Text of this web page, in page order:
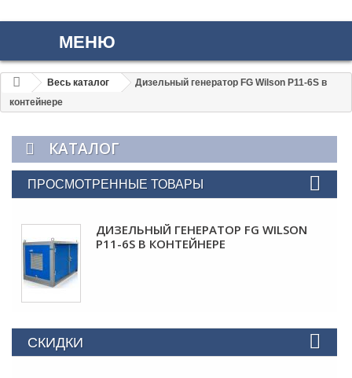
МЕНЮ
Весь каталог
Дизельный генератор FG Wilson P11-6S в
контейнере
КАТАЛОГ
ПРОСМОТРЕННЫЕ ТОВАРЫ
ДИЗЕЛЬНЫЙ ГЕНЕРАТОР FG WILSON
P11-6S В КОНТЕЙНЕРЕ
СКИДКИ